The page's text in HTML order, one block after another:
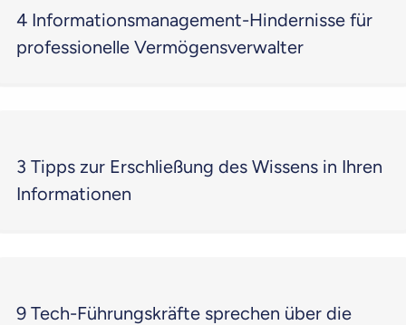
4 Informationsmanagement-Hindernisse für
professionelle Vermögensverwalter
3 Tipps zur Erschließung des Wissens in Ihren
Informationen
9 Tech-Führungskräfte sprechen über die